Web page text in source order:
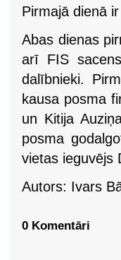
Pirmajā dienā
Abas dienas
arī FIS
dalībnieki.
kausa posma
un Kitija
posma
vietas ieguvējs
Autors: Ivars
0 Komentāri